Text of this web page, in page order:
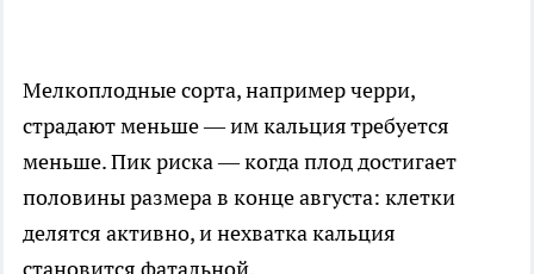
Мелкоплодные сорта, например черри,
страдают меньше — им кальция требуется
меньше. Пик риска — когда плод достигает
половины размера в конце августа: клетки
делятся активно, и нехватка кальция